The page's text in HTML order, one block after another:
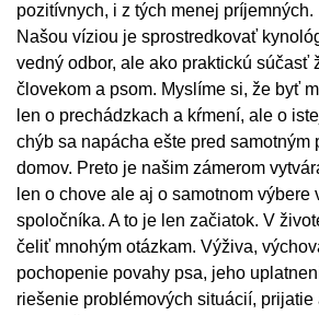
pozitívnych, i z tých menej príjemných.
Našou víziou je sprostredkovať
vedný odbor, ale ako praktickú súčasť
človekom a psom. Myslíme si, že byť
len o prechádzkach a kŕmení, ale o
chýb sa napácha ešte pred samotným
domov. Preto je našim zámerom
len o chove ale aj o samotnom výbere
spoločníka. A to je len začiatok. V
čeliť mnohým otázkam. Výživa,
pochopenie povahy psa, jeho
riešenie problémových situácií,